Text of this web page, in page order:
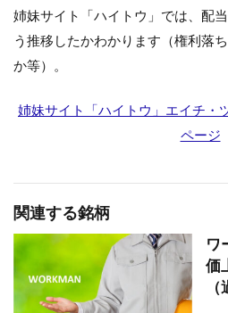
姉妹サイト「ハイトウ」では、配
う推移したかわかります（権利落
か等）。
姉妹サイト「ハイトウ」エイチ・
ページ
関連する銘柄
ワ
価